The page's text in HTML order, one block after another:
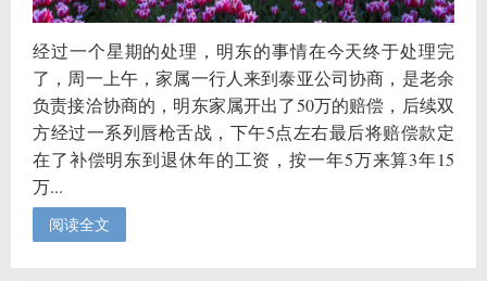
经过一个星期的处理，明东的事情在今天终于处理完
了，周一上午，家属一行人来到泰亚公司协商，是老余
负责接洽协商的，明东家属开出了50万的赔偿，后续双
方经过一系列唇枪舌战，下午5点左右最后将赔偿款定
在了补偿明东到退休年的工资，按一年5万来算3年15
万...
阅读全文